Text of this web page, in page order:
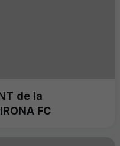
de la
FC